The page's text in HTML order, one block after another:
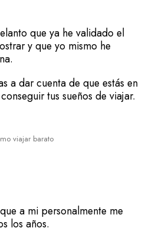
que ya he validado el
y que yo mismo he
a dar cuenta de que estás en
tus sueños de viajar.
a mi personalmente me
los años.